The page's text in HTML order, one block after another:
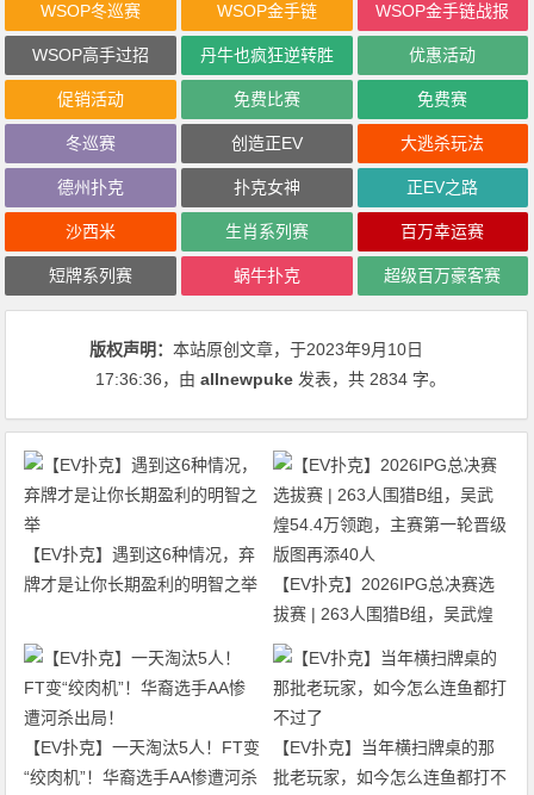
WSOP冬巡赛 WSOP金手链 WSOP金手链战报
WSOP高手过招 丹牛也疯狂逆转胜 优惠活动
促销活动 免费比赛 免费赛
冬巡赛 创造正EV 大逃杀玩法
德州扑克 扑克女神 正EV之路
沙西米 生肖系列赛 百万幸运赛
短牌系列赛 蜗牛扑克 超级百万豪客赛
版权声明：本站原创文章，于2023年9月10日
17:36:36，由allnewpuke 发表，共 2834 字。
【EV扑克】遇到这6种情况，弃
牌才是让你长期盈利的明智之举
【EV扑克】2026IPG总决赛选
拔赛 | 263人围猎B组，吴武煌
54.4万领跑，主赛第一轮晋级版
【EV扑克】一天淘汰5人！FT变
“绞肉机”！华裔选手AA惨遭河杀
【EV扑克】当年横扫牌桌的那
批老玩家，如今怎么连鱼都打不